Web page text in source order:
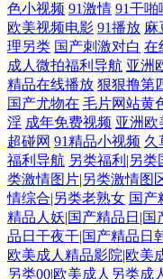
色小视频 91激情 91干啪
欧美视频电影 91播放 麻
理另类 国产刺激对白 在
成人微拍福利导航 亚洲
精品在线播放 狠狠撸第
国产尤物在 毛片网站黄
淫 成年免费视频 亚洲欧
超碰网 91精品小视频 久
福利导航 另类福利|另类
类激情图片|另类激情图
情综合|另类老熟女 国产
精品人妖|国产精品日|
品日干夜干|国产精品日
欧美成人精品影院|欧美
另类00|欧美成人另类成